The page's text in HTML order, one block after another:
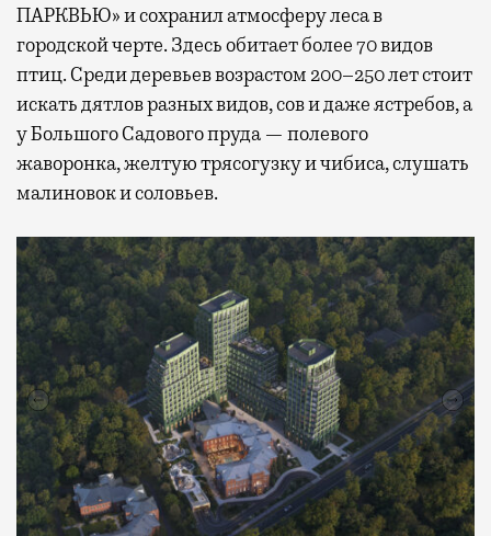
ПАРКВЬЮ» и сохранил атмосферу леса в
городской черте. Здесь обитает более 70 видов
птиц. Среди деревьев возрастом 200–250 лет стоит
искать дятлов разных видов, сов и даже ястребов, а
у Большого Садового пруда — полевого
жаворонка, желтую трясогузку и чибиса, слушать
малиновок и соловьев.